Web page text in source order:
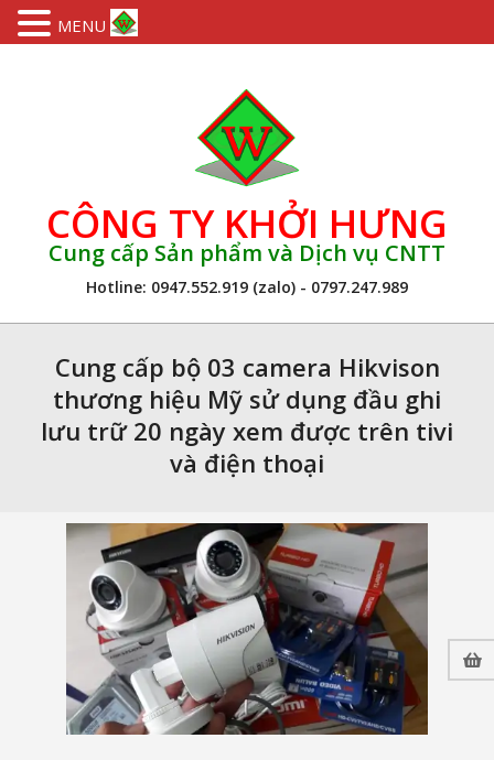
CÔNG TY KHỞI HƯNG
Cung cấp Sản phẩm và Dịch vụ CNTT
Hotline: 0947.552.919 (zalo) - 0797.247.989
NavigationCung cấp bộ 03 camera Hikvison
thương hiệu Mỹ sử dụng đầu ghi
lưu trữ 20 ngày xem được trên tivi
và điện thoại
MENU